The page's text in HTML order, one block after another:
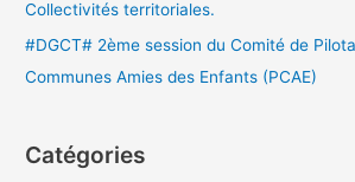
Collectivités territoriales.
#DGCT# 2ème session du Comité de
Communes Amies des Enfants (PCAE)
Catégories